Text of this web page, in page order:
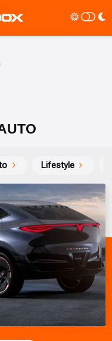
Lifestyle